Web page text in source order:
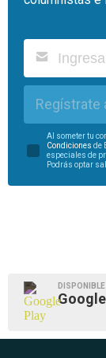
Regístrate
Al someter tu
Condiciones de
especiales de
Podrás optar
DISPONIBLE